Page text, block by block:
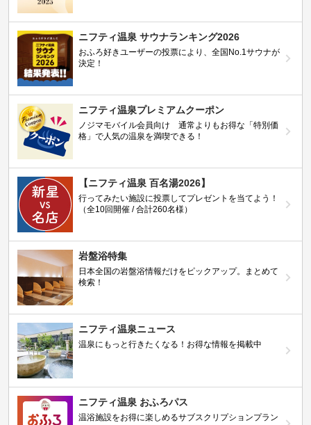
ニフティ温泉 サウナランキング2026
おふろ好きユーザーの投票により、全国No.1サウナが
決定！
ニフティ温泉プレミアムクーポン
ノジマモバイル会員向け 通常よりもお得な「特別価
格」で人気の温泉を満喫できる！
【ニフティ温泉 百名湯2026】
行ってみたい施設に投票してプレゼントを当てよう！
（全10回開催 / 合計260名様）
岩盤浴特集
日本全国の岩盤浴情報だけをピックアップ。まとめて
検索！
ニフティ温泉ニュース
温泉にもっと行きたくなる！お得な情報を掲載中
ニフティ温泉 おふろパス
温浴施設をお得に楽しめるサブスクリプションプラン